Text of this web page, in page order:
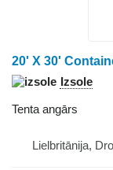
20' X 30'
Izsole
Tenta angārs
Lielbritānija,